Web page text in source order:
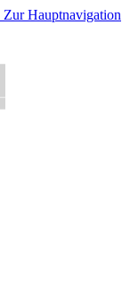
Zur Hauptnavigation